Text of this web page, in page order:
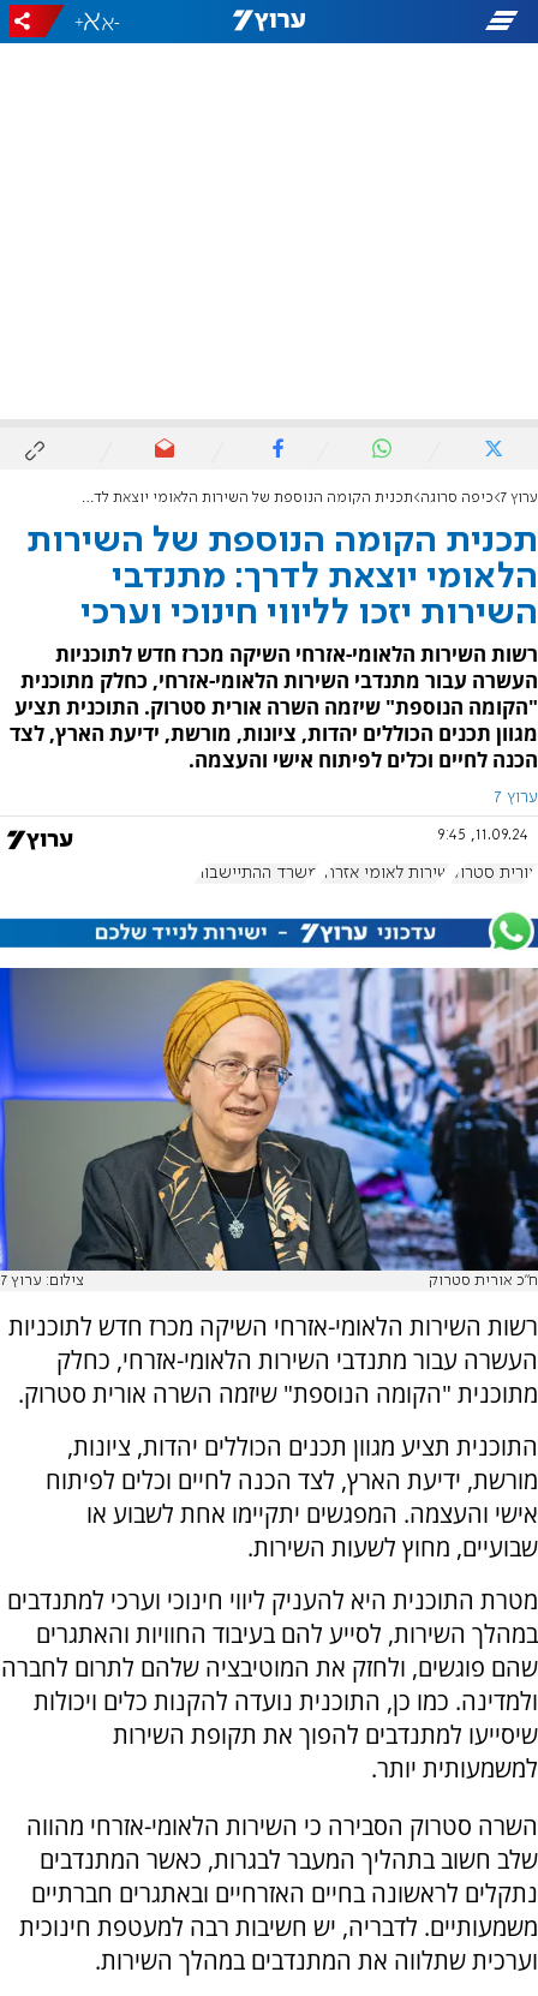
-
+
ערוץ 7 כיפה סרוגה תכנית הקומה הנוספת של השירות הלאומי יוצאת לדרך: מתנדבי השירות יזכו לליווי חינוכי וערכי
תכנית הקומה הנוספת של השירות
הלאומי יוצאת לדרך: מתנדבי
השירות יזכו לליווי חינוכי וערכי
רשות השירות הלאומי-אזרחי השיקה מכרז חדש לתוכניות
העשרה עבור מתנדבי השירות הלאומי-אזרחי, כחלק מתוכנית
"הקומה הנוספת" שיזמה השרה אורית סטרוק. התוכנית תציע
מגוון תכנים הכוללים יהדות, ציונות, מורשת, ידיעת הארץ, לצד
הכנה לחיים וכלים לפיתוח אישי והעצמה.
ערוץ 7
11.09.24, 9:45
אורית סטרוק שירות לאומי אזרחי משרד ההתיישבות
ח"כ אורית סטרוק צילום: ערוץ 7
רשות השירות הלאומי-אזרחי השיקה מכרז חדש לתוכניות
העשרה עבור מתנדבי השירות הלאומי-אזרחי, כחלק
מתוכנית "הקומה הנוספת" שיזמה השרה אורית סטרוק.
התוכנית תציע מגוון תכנים הכוללים יהדות, ציונות,
מורשת, ידיעת הארץ, לצד הכנה לחיים וכלים לפיתוח
אישי והעצמה. המפגשים יתקיימו אחת לשבוע או
שבועיים, מחוץ לשעות השירות.
מטרת התוכנית היא להעניק ליווי חינוכי וערכי למתנדבים
במהלך השירות, לסייע להם בעיבוד החוויות והאתגרים
שהם פוגשים, ולחזק את המוטיבציה שלהם לתרום לחברה
ולמדינה. כמו כן, התוכנית נועדה להקנות כלים ויכולות
שיסייעו למתנדבים להפוך את תקופת השירות
למשמעותית יותר.
השרה סטרוק הסבירה כי השירות הלאומי-אזרחי מהווה
שלב חשוב בתהליך המעבר לבגרות, כאשר המתנדבים
נתקלים לראשונה בחיים האזרחיים ובאתגרים חברתיים
משמעותיים. לדבריה, יש חשיבות רבה למעטפת חינוכית
וערכית שתלווה את המתנדבים במהלך השירות.